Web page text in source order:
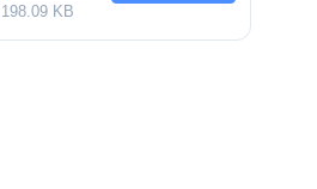
198.09 KB